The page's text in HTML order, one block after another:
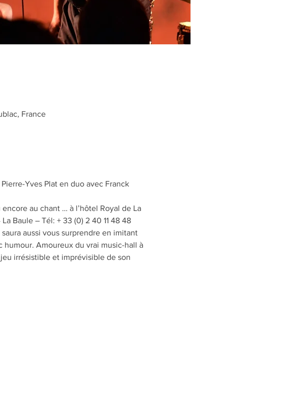
France
Yves Plat en duo avec Franck
au chant … à l’hôtel Royal de La
Baule – Tél: + 33 (0) 2 40 11 48 48
aussi vous surprendre en imitant
humour. Amoureux du vrai music-hall à
irrésistible et imprévisible de son